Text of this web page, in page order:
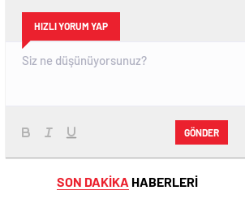
HIZLI YORUM YAP
GÖNDER
SON DAKİKA HABERLERİ